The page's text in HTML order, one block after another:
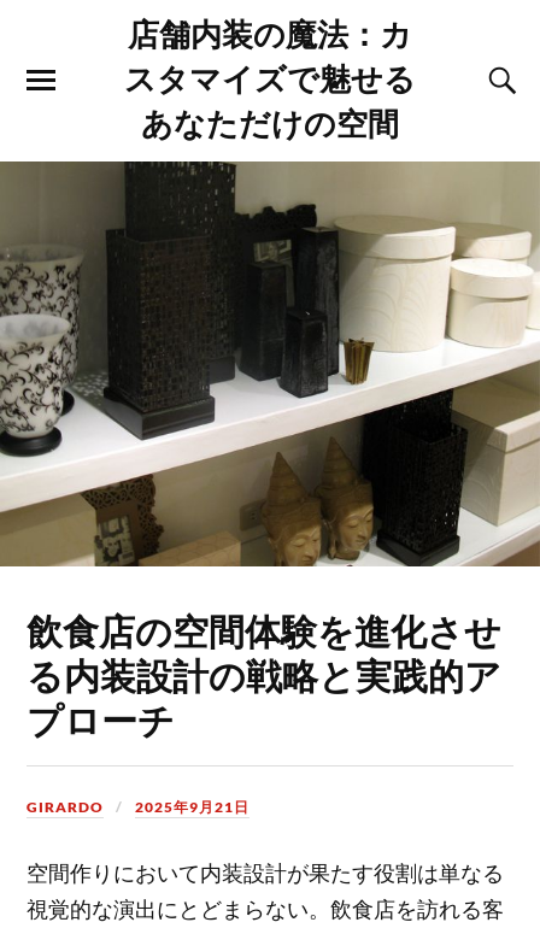
店舗内装の魔法：カ
スタマイズで魅せる
あなただけの空間
飲食店の空間体験を進化させ
る内装設計の戦略と実践的ア
プローチ
GIRARDO 2025年9月21日
空間作りにおいて内装設計が果たす役割は単なる
視覚的な演出にとどまらない。飲食店を訪れる客